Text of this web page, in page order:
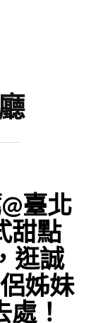
臺北
甜點
逛誠
姊妹
！